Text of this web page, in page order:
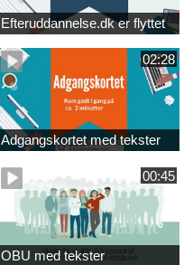
Efteruddannelse.dk er flyttet
02:28
Adgangskortet med tekster
00:45
OBU med tekster